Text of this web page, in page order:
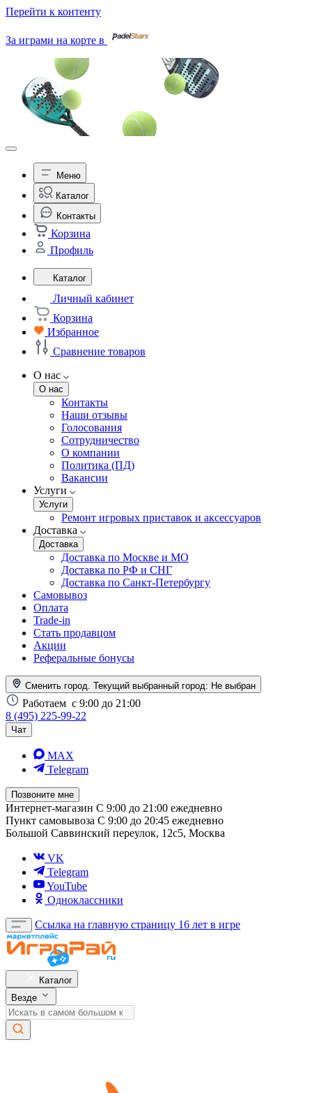
Перейти к контенту
За играми на корте в
Меню
Каталог
Контакты
Корзина
Профиль
Каталог
Личный кабинет
Корзина
Избранное
Сравнение товаров
О нас
О нас
Контакты
Наши отзывы
Голосования
Сотрудничество
О компании
Политика (ПД)
Вакансии
Услуги
Услуги
Ремонт игровых приставок и аксессуаров
Доставка
Доставка
Доставка по Москве и МО
Доставка по РФ и СНГ
Доставка по Санкт-Петербургу
Самовывоз
Оплата
Trade-in
Стать продавцом
Акции
Реферальные бонусы
Сменить город. Текущий выбранный город: Не выбран
Работаем с 9:00 до 21:00
8 (495) 225-99-22
Чат
MAX
Telegram
Позвоните мне
Интернет-магазин С 9:00 до 21:00 ежедневно
Пункт самовывоза С 9:00 до 20:45 ежедневно
Большой Саввинский переулок, 12с5, Москва
VK
Telegram
YouTube
Одноклассники
Ссылка на главную страницу 16 лет в игре
Каталог
Везде